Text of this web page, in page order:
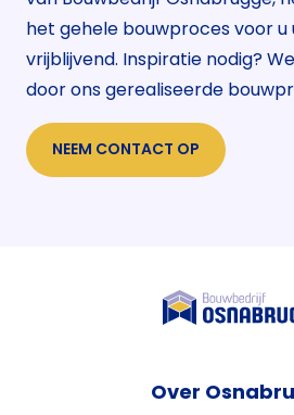
het gehele bouwproces voor u
vrijblijvend. Inspiratie nodig?
door ons gerealiseerde
NEEM CONTACT OP
Over